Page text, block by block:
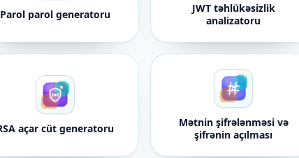
Parol parol generatoru
JWT təhlükəsizlik
analizatoru
açar cüt generatoru
Mətnin şifrələnməsi və
şifrənin açılması